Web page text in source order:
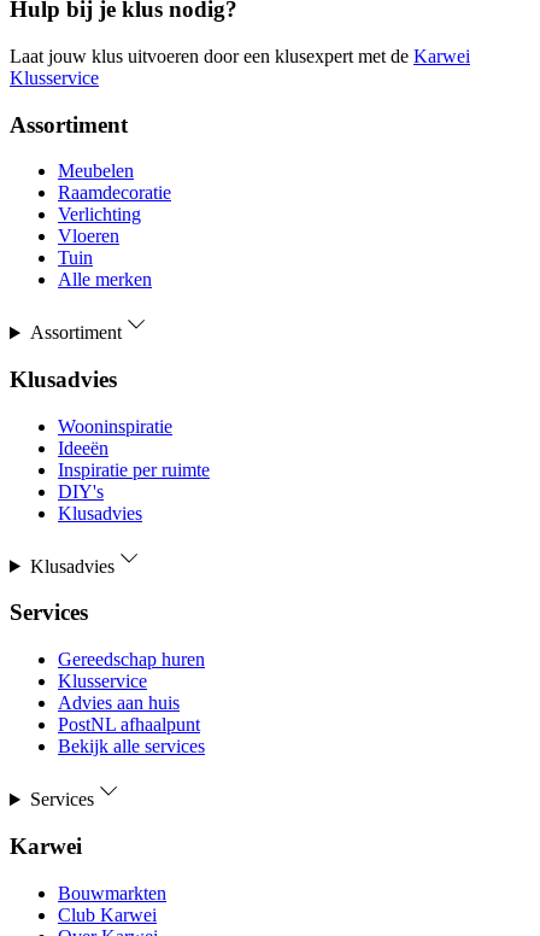
Hulp bij je klus nodig?
Laat jouw klus uitvoeren door een klusexpert met de Karwei
Klusservice
Assortiment
Meubelen
Raamdecoratie
Verlichting
Vloeren
Tuin
Alle merken
Assortiment
Klusadvies
Wooninspiratie
Ideeën
Inspiratie per ruimte
DIY's
Klusadvies
Klusadvies
Services
Gereedschap huren
Klusservice
Advies aan huis
PostNL afhaalpunt
Bekijk alle services
Services
Karwei
Bouwmarkten
Club Karwei